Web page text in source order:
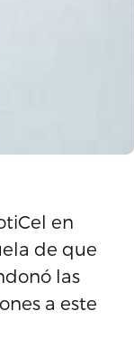
en
de que
las
a este